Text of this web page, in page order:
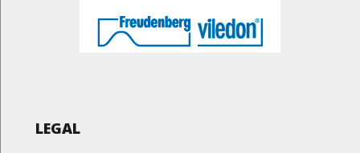
LEGAL